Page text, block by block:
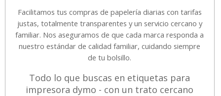
Facilitamos tus compras de papelería diarias con tarifas
justas, totalmente transparentes y un servicio cercano y
familiar. Nos aseguramos de que cada marca responda a
nuestro estándar de calidad familiar, cuidando siempre
de tu bolsillo.
Todo lo que buscas en etiquetas para
impresora dymo - con un trato cercano